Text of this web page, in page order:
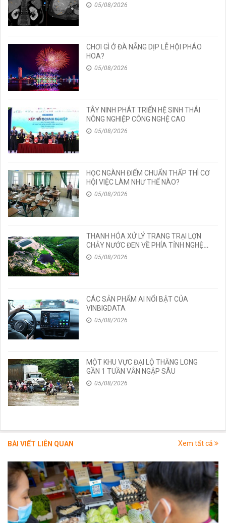
05/08/2026
CHƠI GÌ Ở ĐÀ NẴNG DỊP LỄ HỘI PHÁO
HOA?
05/08/2026
TÂY NINH PHÁT TRIỂN HỆ SINH THÁI
NÔNG NGHIỆP CÔNG NGHỆ CAO
05/08/2026
HỌC NGÀNH ĐIỂM CHUẨN THẤP THÌ CƠ
HỘI VIỆC LÀM NHƯ THẾ NÀO?
05/08/2026
THANH HÓA XỬ LÝ TRANG TRẠI LỢN
CHẢY NƯỚC ĐEN VỀ PHÍA TỈNH NGHỆ
AN05/08/2026
CÁC SẢN PHẨM AI NỔI BẬT CỦA
VINBIGDATA
05/08/2026
MỘT KHU VỰC ĐẠI LỘ THĂNG LONG
GẦN 1 TUẦN VẪN NGẬP SÂU
05/08/2026
BÀI VIẾT LIÊN QUAN Xem tất cả